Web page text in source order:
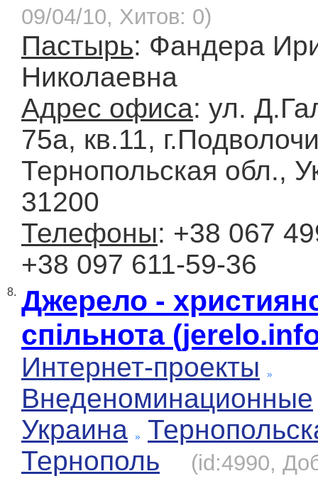
09/04/10, Хитов: 0)
Пастырь: Фандера
Николаевна
Адрес офиса: ул.
75а, кв.11,
Тернопольская обл.,
31200
Телефоны: +38 067
+38 097 611-59-36
8. Джерело -
спільнота
Интернет-проекты
Внеденоминационные
Украина
Тернополь
(id:4990,